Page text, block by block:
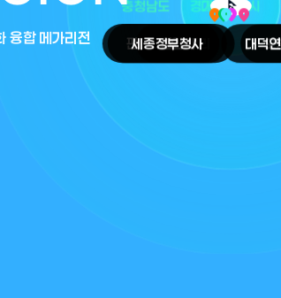
융합 메가리전
arrow_selector_tool
경기도
충청남도 대전광역시
place
천안시
place
세종정부청사
place
판교테크노밸리
place
오
place
대덕